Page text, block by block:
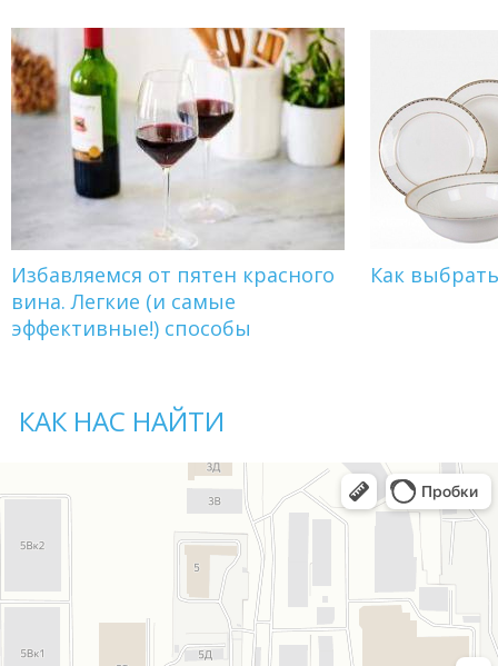
Избавляемся от пятен красного
вина. Легкие (и самые
эффективные!) способы
Как
КАК НАС НАЙТИ